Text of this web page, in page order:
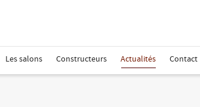
Les salons Constructeurs Actualités Contact